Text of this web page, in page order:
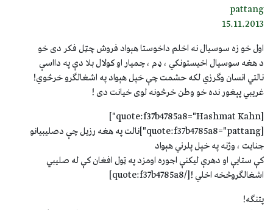
pattang
15.11.2013
اول خو زه سوسيال نه اخلم داخوستا هېواد فروش چټل فکر دی خو
د هغه سوسيال اخيستونکي ، ډم ، چميار او کولال بلا دې په دااسې
نالتي انسان وګرزي لکه حشمت چې خپل هېواد په اشغالګرو خرڅوي!
غريبي پېغور نده خو وطن خرڅونه لوی خيانت دی !
[quote:f37b4785a8="Hashmat Kahn"]
[quote:f37b4785a8="pattang"]نالت په هغه رزيل چې دصليبيانو
جنايت ، وژنه په خپل پلرني هېواد
کې ستايې او دهرې ليکنې اجوره اومزد په ټول افغان کې له صليبي
اشغالګروڅخه اخلي ![/quote:f37b4785a8]
پتنګه!